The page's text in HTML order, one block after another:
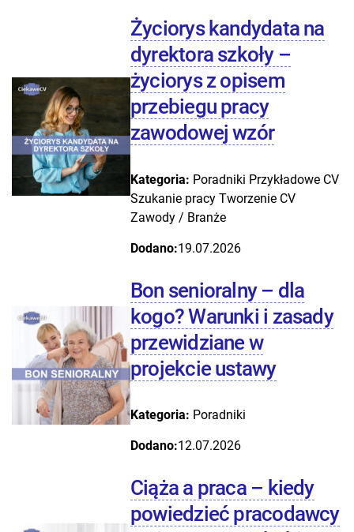
Życiorys kandydata na
dyrektora szkoły –
życiorys z opisem
przebiegu pracy
zawodowej wzór
Kategoria: Poradniki Przykładowe CV
Szukanie pracy Tworzenie CV
Zawody / Branże
Dodano:19.07.2026
Bon senioralny – dla
kogo? Warunki i zasady
przewidziane w
projekcie ustawy
Kategoria: Poradniki
Dodano:12.07.2026
Ciąża a praca – kiedy
powiedzieć pracodawcy